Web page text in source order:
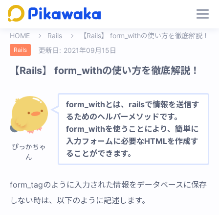
HOME Rails 【Rails】 form_withの使い方を徹底解説！
Rails 更新日: 2021年09月15日
【Rails】 form_withの使い方を徹底解説！
ぴっかちゃ
ん
form_withとは、railsで情報を送信す
るためのヘルパーメソッドです。
form_withを使うことにより、簡単に
入力フォームに必要なHTMLを作成す
ることができます。
form_tagのように入力された情報をデータベースに保存
しない時は、以下のように記述します。